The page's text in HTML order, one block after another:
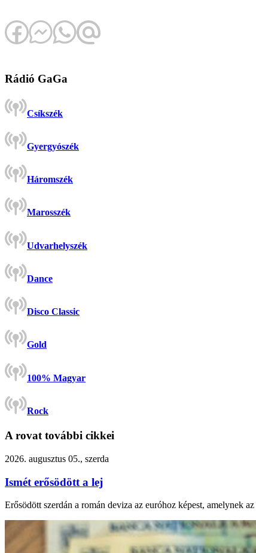
Rádió GaGa
Csíkszék
Gyergyószék
Háromszék
Marosszék
Udvarhelyszék
Dance
Disco Classic
Gold
100% Magyar
Rock
A rovat további cikkei
2026. augusztus 05., szerda
Ismét erősödött a lej
Erősödött szerdán a román deviza az euróhoz képest, amelynek